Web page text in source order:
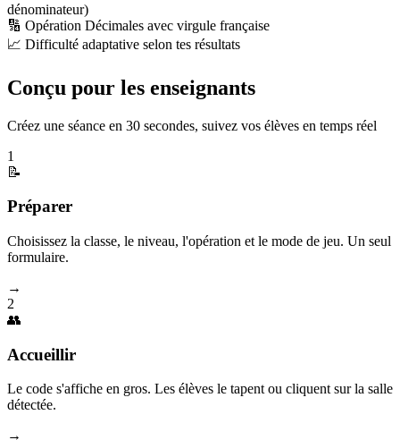
dénominateur)
🔢 Opération Décimales avec virgule française
📈 Difficulté adaptative selon tes résultats
Conçu pour les enseignants
Créez une séance en 30 secondes, suivez vos élèves en temps réel
1
📝
Préparer
Choisissez la classe, le niveau, l'opération et le mode de jeu. Un seul
formulaire.
→
2
👥
Accueillir
Le code s'affiche en gros. Les élèves le tapent ou cliquent sur la salle
détectée.
→